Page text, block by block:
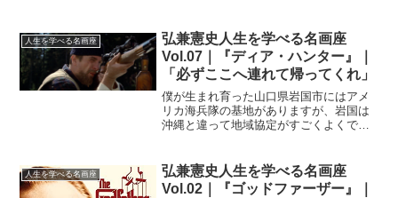
少の頃は、みんなガンマンに憧れていま
した。ガンベルトを持...
人生を学べる名画座
弘兼憲史人生を学べる名画座
Vol.07｜『ディア・ハンター』｜
「必ずここへ連れて帰ってくれ」
僕が生まれ育った山口県岩国市にはアメ
リカ海兵隊の基地がありますが、岩国は
沖縄と違って地域協定がすごくよくでき
ベトナム戦争用の干し肉などを提供して
くれたり、海兵隊員が同行...
人生を学べる名画座
弘兼憲史人生を学べる名画座
Vol.02｜『ゴッドファーザー』｜